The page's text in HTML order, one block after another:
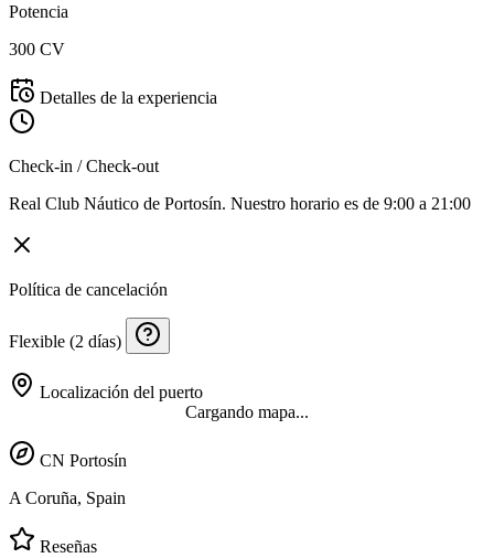
Potencia
300 CV
Detalles de la experiencia
Check-in / Check-out
Real Club Náutico de Portosín. Nuestro horario es de 9:00 a 21:00
Política de cancelación
Flexible (2 días)
Localización del puerto
Cargando mapa...
CN Portosín
A Coruña, Spain
Reseñas